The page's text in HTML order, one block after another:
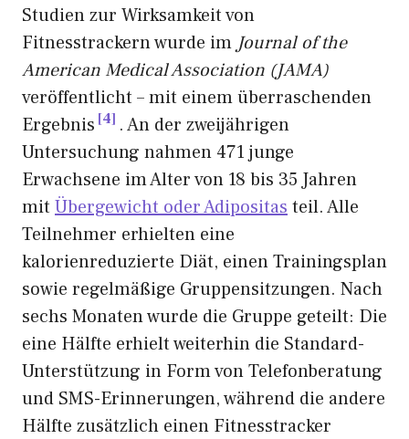
Studien zur Wirksamkeit von
Fitnesstrackern wurde im Journal of the
American Medical Association (JAMA)
veröffentlicht – mit einem überraschenden
Ergebnis 4 . An der zweijährigen
Untersuchung nahmen 471 junge
Erwachsene im Alter von 18 bis 35 Jahren
mit Übergewicht oder Adipositas teil. Alle
Teilnehmer erhielten eine
kalorienreduzierte Diät, einen Trainingsplan
sowie regelmäßige Gruppensitzungen. Nach
sechs Monaten wurde die Gruppe geteilt: Die
eine Hälfte erhielt weiterhin die Standard-
Unterstützung in Form von Telefonberatung
und SMS-Erinnerungen, während die andere
Hälfte zusätzlich einen Fitnesstracker